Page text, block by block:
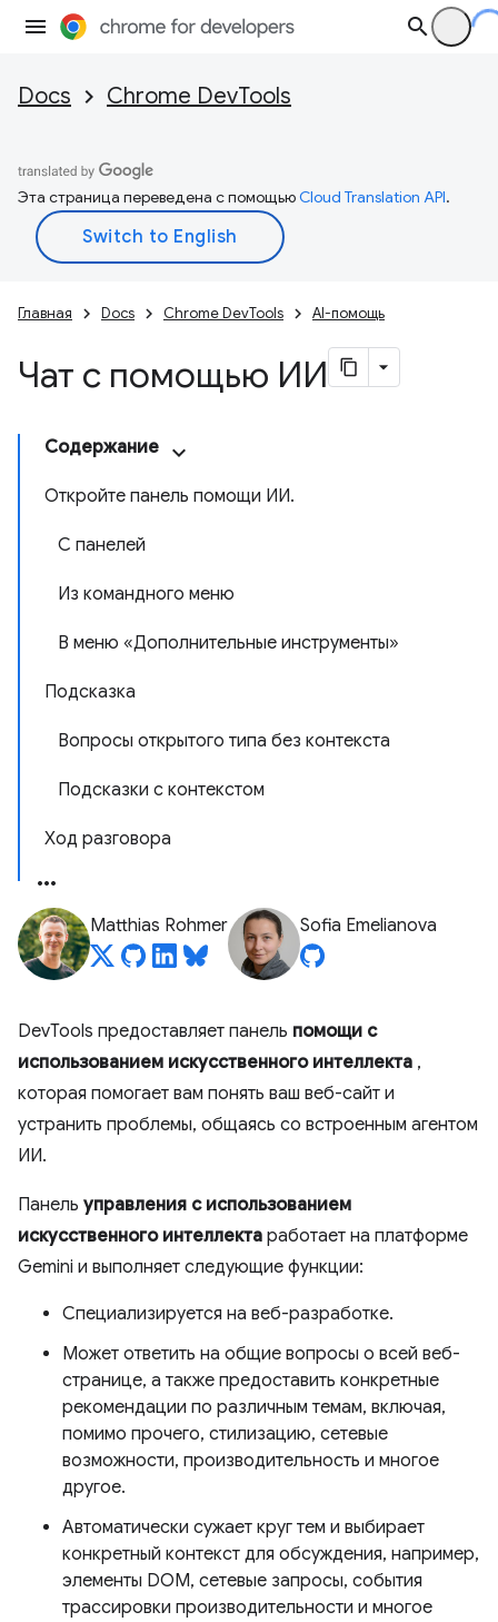
Docs Chrome DevTools
Эта страница переведена с помощьюCloud Translation API.
Главная Docs Chrome DevTools AI-помощь
Чат с помощью ИИ
Содержание
Откройте панель помощи ИИ.
С панелей
Из командного меню
В меню «Дополнительные инструменты»
Подсказка
Вопросы открытого типа без контекста
Подсказки с контекстом
Ход разговора
Matthias Rohmer Sofia Emelianova
DevTools предоставляет панель помощи с
использованием искусственного интеллекта ,
которая помогает вам понять ваш веб-сайт и
устранить проблемы, общаясь со встроенным агентом
ИИ.
Панель управления с использованием
искусственного интеллекта работает на платформе
Gemini и выполняет следующие функции:
Специализируется на веб-разработке.
Может ответить на общие вопросы о всей веб-
странице, а также предоставить конкретные
рекомендации по различным темам, включая,
помимо прочего, стилизацию, сетевые
возможности, производительность и многое
другое.
Автоматически сужает круг тем и выбирает
конкретный контекст для обсуждения, например,
элементы DOM, сетевые запросы, события
трассировки производительности и многое